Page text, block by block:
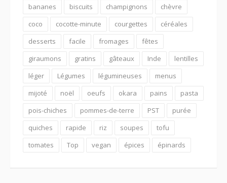
bananes
biscuits champignons
chèvre
coco
cocotte-minute courgettes
céréales
desserts
facile fromages
fêtes
giraumons
gratins gâteaux Inde
lentilles
léger
Légumes légumineuses
menus
mijoté
noël oeufs okara pains
pasta
pois-chiches
pommes-de-terre PST
purée
quiches
rapide riz soupes
tofu
tomates
Top vegan épices épinards